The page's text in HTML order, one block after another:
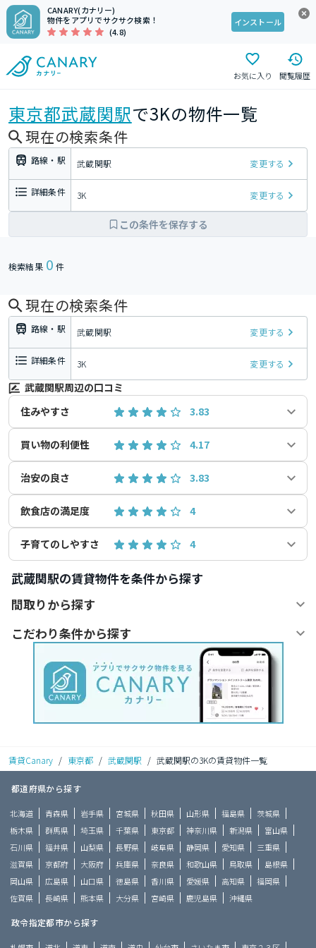
CANARY(カナリー)
物件をアプリでサクサク検索！
(4.8)
インストール
お気に入り 閲覧履歴
東京都武蔵関駅で3Kの物件一覧
現在の検索条件
路線・駅 武蔵関駅 変更する
詳細条件 3K 変更する
この条件を保存する
検索結果 0 件
現在の検索条件
路線・駅 武蔵関駅 変更する
詳細条件 3K 変更する
武蔵関駅周辺の口コミ
住みやすさ
3.83
買い物の利便性 4.17
治安の良さ 3.83
飲食店の満足度 4
子育てのしやすさ 4
武蔵関駅の賃貸物件を条件から探す
間取りから探す
こだわり条件から探す
賃貸Canary / 東京都 / 武蔵関駅 / 武蔵関駅の3Kの賃貸物件一覧
都道府県から探す
北海道 青森県 岩手県 宮城県 秋田県 山形県 福島県
茨城県
栃木県
群馬県 埼玉県 千葉県 東京都 神奈川県 新潟県
富山県
石川県
福井県 山梨県 長野県 岐阜県 静岡県 愛知県
三重県
滋賀県
京都府 大阪府 兵庫県 奈良県 和歌山県 鳥取県
島根県
岡山県
広島県 山口県 徳島県 香川県 愛媛県 高知県
福岡県
佐賀県
長崎県 熊本県 大分県 宮崎県 鹿児島県 沖縄県
政令指定都市から探す